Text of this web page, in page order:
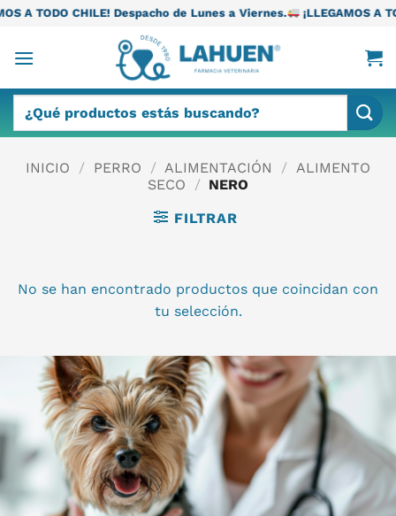
Saltar
contenido
Despacho de Lunes a Viernes. ¡LLEGAMOS A TODO CHILE!
por:
INICIO / PERRO / ALIMENTACIÓN / ALIMENTO
SECO
/ NERO
FILTRAR
No se han encontrado productos que coincidan con
tu selección.